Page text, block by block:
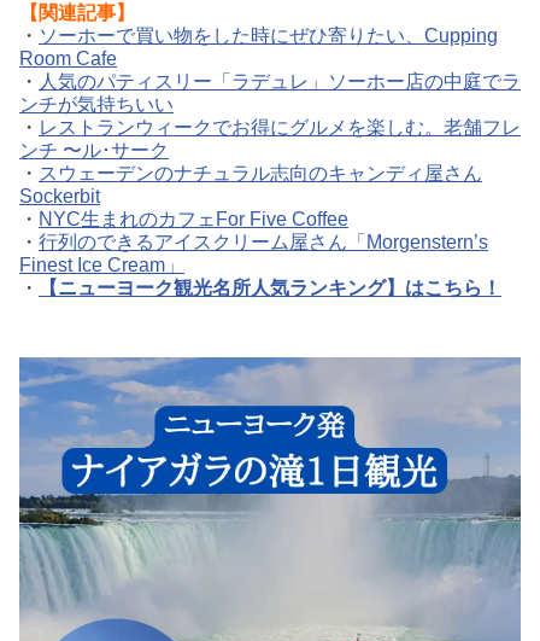
【関連記事】
・ ソーホーで買い物をした時にぜひ寄りたい、Cupping
Room Cafe
・ 人気のパティスリー「ラデュレ」ソーホー店の中庭でラ
ンチが気持ちいい
・ レストランウィークでお得にグルメを楽しむ。老舗フレ
ンチ 〜ル･サーク
・ スウェーデンのナチュラル志向のキャンディ屋さん
Sockerbit
・ NYC生まれのカフェFor Five Coffee
・ 行列のできるアイスクリーム屋さん「Morgenstern’s
Finest Ice Cream」
・
【ニューヨーク観光名所人気ランキング】はこちら！